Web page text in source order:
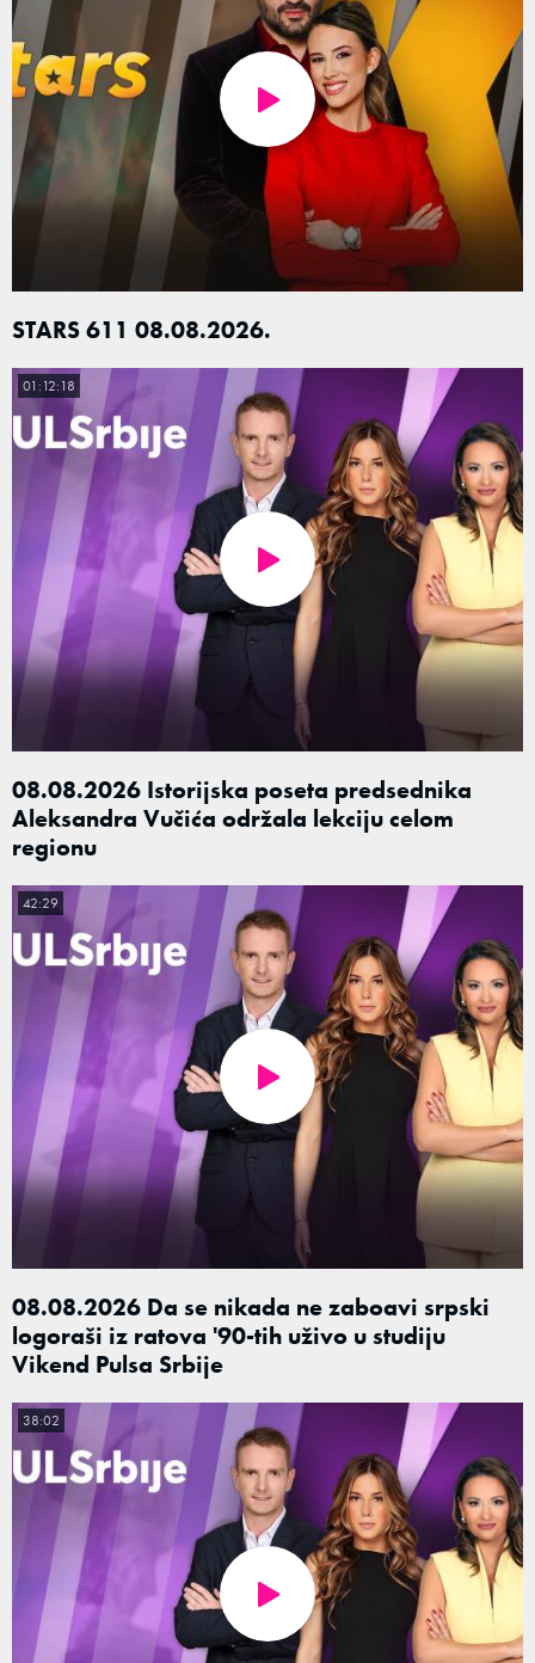
STARS 611 08.08.2026.
08.08.2026 Istorijska poseta predsednika
Aleksandra Vučića održala lekciju celom
regionu
01:12:18
08.08.2026 Da se nikada ne zaboavi srpski
logoraši iz ratova '90-tih uživo u studiju
Vikend Pulsa Srbije
42:29
38:02